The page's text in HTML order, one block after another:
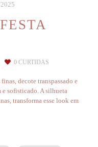
0 CURTIDAS
decote transpassado e
sofisticado. A silhueta
transforma esse look em